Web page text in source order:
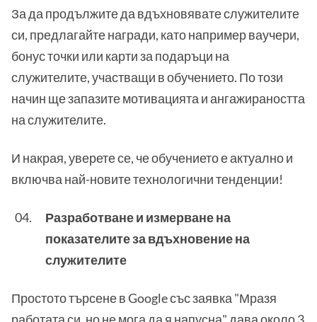
За да продължите да вдъхновявате служителите
си, предлагайте награди, като например ваучери,
бонус точки или карти за подаръци на
служителите, участващи в обучението. По този
начин ще запазите мотивацията и ангажираността
на служителите.
И накрая, уверете се, че обучението е актуално и
включва най-новите технологични тенденции!
Разработване и измерване на
показателите за вдъхновение на
служителите
Простото търсене в Google със заявка "Мразя